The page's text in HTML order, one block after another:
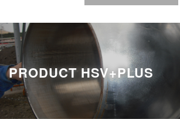
PRODUCT HSV+PLUS